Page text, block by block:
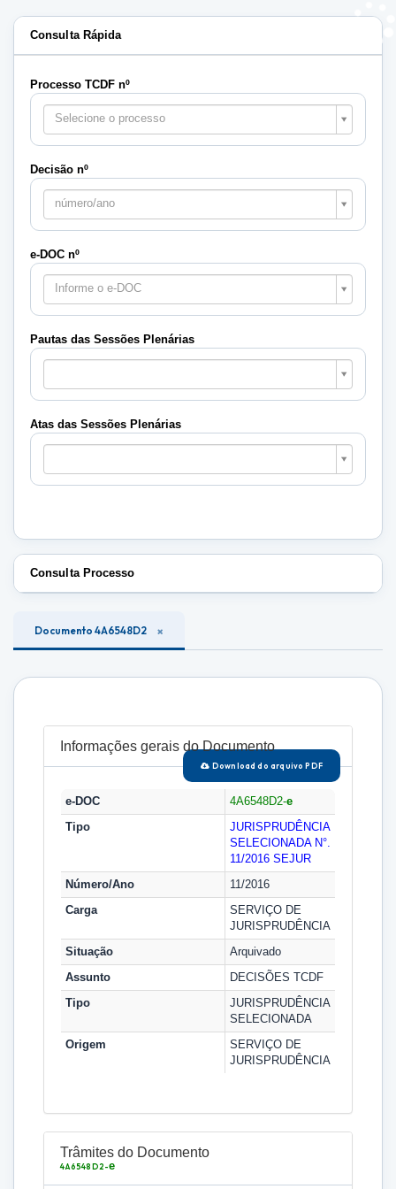
Consulta Rápida
Processo TCDF nº
Selecione o processo
Decisão nº
número/ano
e-DOC nº
Informe o e-DOC
Pautas das Sessões Plenárias
Pautas
Sessões
Plenárias
Atas das Sessões Plenárias
Atas
Sessões
Plenárias
Consulta Processo
Documento 4A6548D2
Informações gerais do Documento
Download do arquivo PDF
e-DOC 4A6548D2-e
Tipo
JURISPRUDÊNCIA
SELECIONADA N°.
11/2016 SEJUR
Número/Ano
11/2016
Carga
SERVIÇO DE
JURISPRUDÊNCIA
Situação
Arquivado
Assunto
DECISÕES TCDF
Tipo
JURISPRUDÊNCIA
SELECIONADA
Origem
SERVIÇO DE
JURISPRUDÊNCIA
Trâmites do Documento
4A6548D2-e